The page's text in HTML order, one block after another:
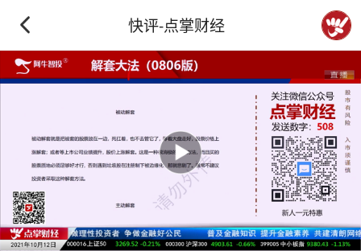
快评-点掌财经